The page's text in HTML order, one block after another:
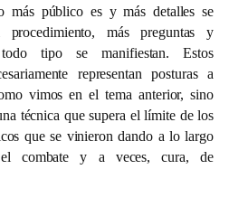
más público es y más detalles se
procedimiento, más preguntas y
todo tipo se manifiestan. Estos
representan posturas a
vimos en el tema anterior, sino
técnica que supera el límite de los
que se vinieron dando a lo largo
combate y a veces, cura, de